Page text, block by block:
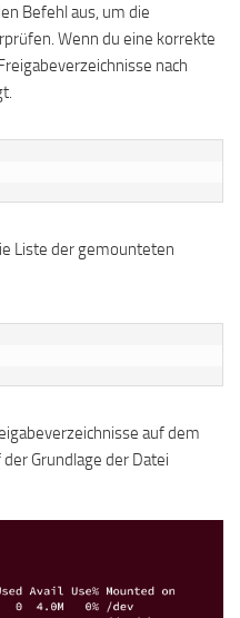
Befehl aus, um die
Wenn du eine korrekte
nach
Liste der gemounteten
auf dem
Grundlage der Datei